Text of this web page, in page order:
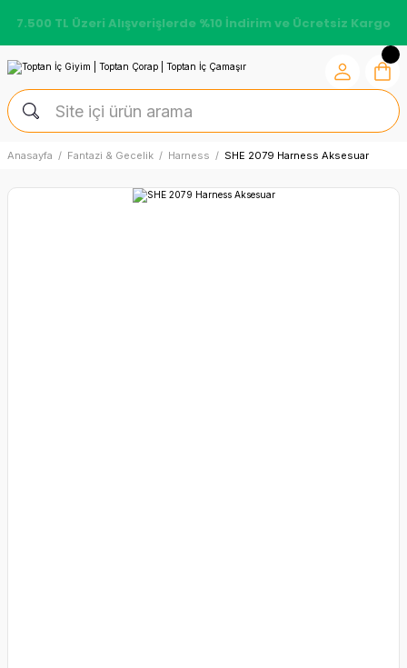
7.500 TL Üzeri Alışverişlerde %10 İndirim ve Ücretsiz Kargo
Anasayfa Fantazi & Gecelik Harness SHE 2079 Harness Aksesuar